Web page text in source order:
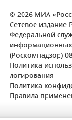
© 2026 МИА
Сетевое издание
Федеральной
(Роскомнадзор)
Политика
логирования
Политика
Правила